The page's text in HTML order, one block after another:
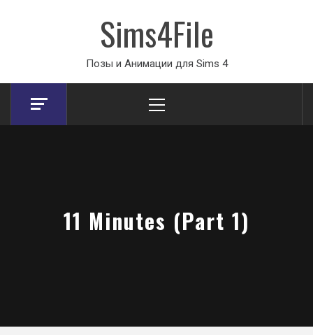
Sims4File
Позы и Анимации для Sims 4
Menu
11 Minutes (Part 1)